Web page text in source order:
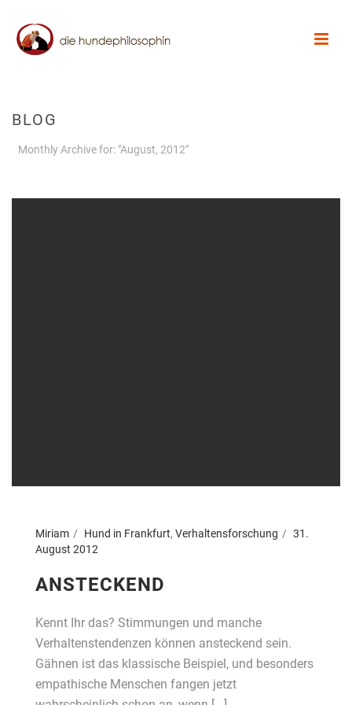
BLOG
Monthly Archive for: "August, 2012"
Miriam Hund in Frankfurt, Verhaltensforschung
31.
August 2012
ANSTECKEND
Kennt Ihr das? Stimmungen und manche
Verhaltenstendenzen können ansteckend sein.
Gähnen ist das klassische Beispiel, und besonders
empathische Menschen fangen jetzt